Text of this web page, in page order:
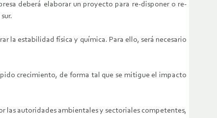
deberá elaborar un proyecto para re-disponer o re-
la estabilidad física y química. Para ello, será necesario
crecimiento, de forma tal que se mitigue el impacto
las autoridades ambientales y sectoriales competentes,